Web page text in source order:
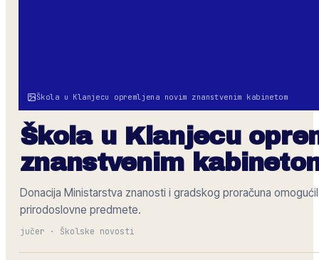
Škola u Klanjecu opremljena novim znanstvenim kabinetom
Škola u Klanjecu
znanstvenim
Donacija Ministarstva znanosti i gradskog proračuna
prirodoslovne predmete.
jučer · Školske novosti